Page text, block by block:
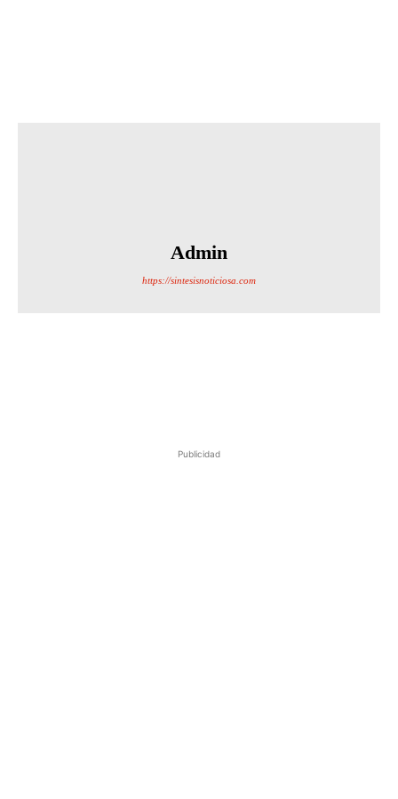
Admin
https://sintesisnoticiosa.com
Publicidad